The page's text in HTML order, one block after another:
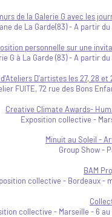
de la Galerie G avec les
de La Garde(83) - A partir
personnelle sur une
G à La Garde (83) - A partir
D'artistes les 27, 28 et
FUITE, 72 rue des Bons
Creative Climate Awards-
Exposition collective -
Minuit au Soleil -
Group Show -
BAM
collective - Bordeaux-
collective - Marseille - 6